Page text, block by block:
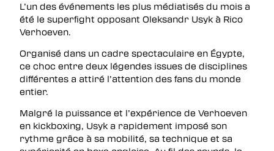
L’un des événements les plus médiatisés du mois a
été le superfight opposant Oleksandr Usyk à Rico
Verhoeven.
Organisé dans un cadre spectaculaire en Égypte,
ce choc entre deux légendes issues de disciplines
différentes a attiré l’attention des fans du monde
entier.
Malgré la puissance et l’expérience de Verhoeven
en kickboxing, Usyk a rapidement imposé son
rythme grâce à sa mobilité, sa technique et sa